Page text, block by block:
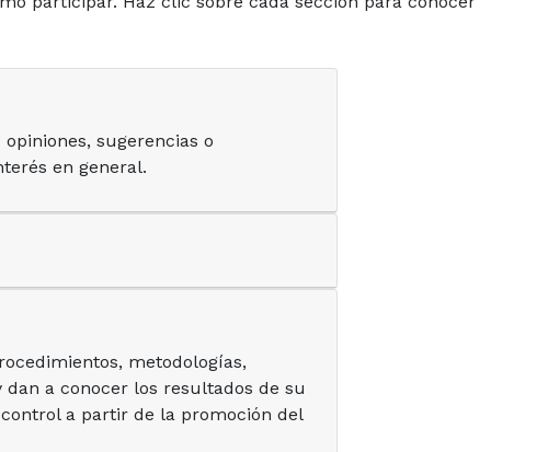
sugerencias o
en general.
metodologías,
a conocer los resultados de su
a partir de la promoción del